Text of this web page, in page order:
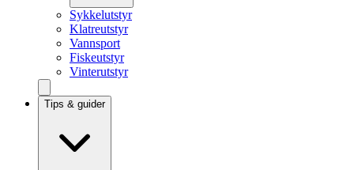
Sykkelutstyr
Klatreutstyr
Vannsport
Fiskeutstyr
Vinterutstyr
Tips & guider